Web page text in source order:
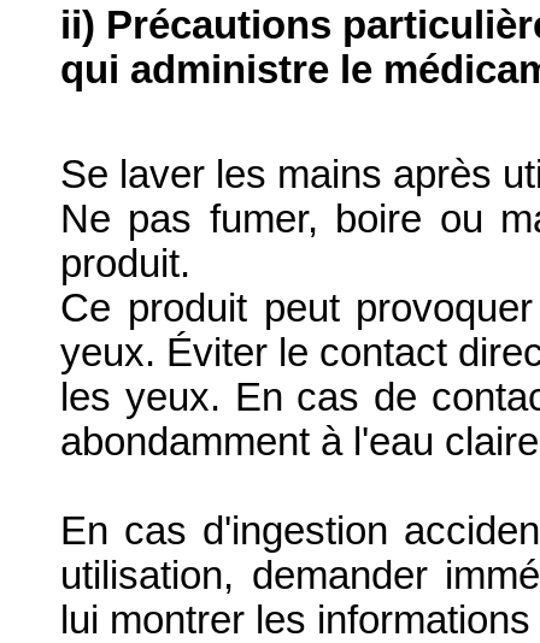
ii) Précautions
qui administre le
Se laver les mains après
Ne pas fumer, boire ou
produit.
Ce produit peut
yeux. Éviter le contact
les yeux. En cas de
abondamment à l'eau
En cas d'ingestion
utilisation, demander
lui montrer les